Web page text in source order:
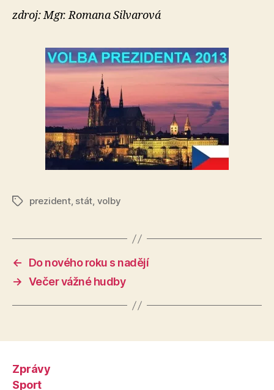
zdroj: Mgr. Romana Silvarová
Štítkyprezident, stát, volby
←
Do nového roku s nadějí
→ Večer vážné hudby
Zprávy
Sport